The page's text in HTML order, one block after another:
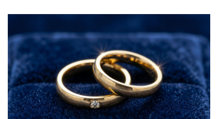
релизы
Metro
Спецпроекты
Звезды
Выборы
2026
Скачай